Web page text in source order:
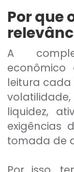
Por que
A
econômico
leitura cada
liquidez,
exigências
tomada de